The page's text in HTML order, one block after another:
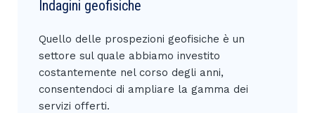
Indagini geofisiche
Quello delle prospezioni geofisiche è un
settore sul quale abbiamo investito
costantemente nel corso degli anni,
consentendoci di ampliare la gamma dei
servizi offerti.